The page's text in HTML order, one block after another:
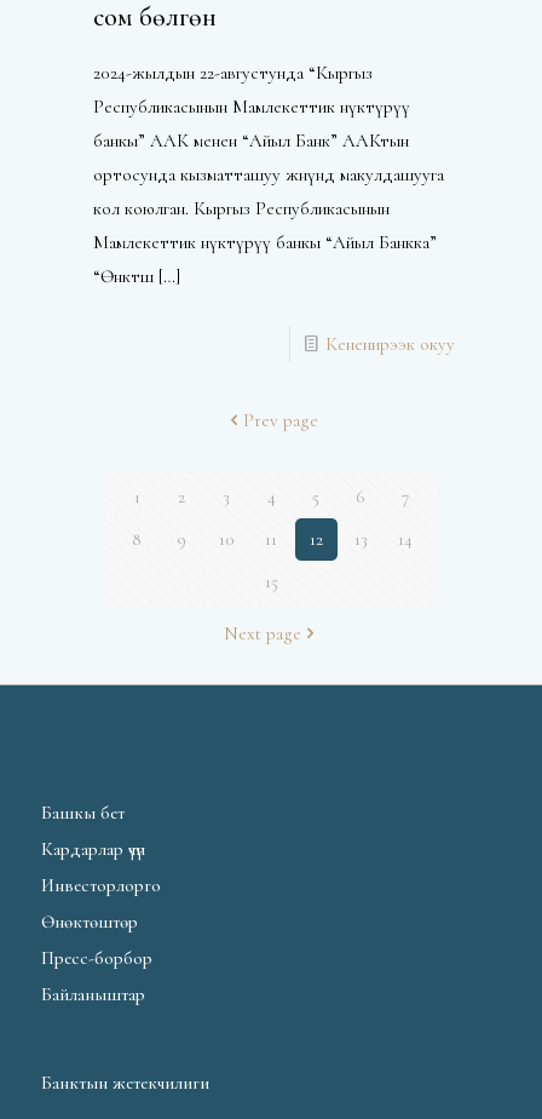
сом бөлгөн
2024-жылдын 22-августунда “Кыргыз
Республикасынын Мамлекеттик өнүктүрүү
банкы” ААК менен “Айыл Банк” ААКтын
ортосунда кызматташуу жөнүндө макулдашууга
кол коюлган. Кыргыз Республикасынын
Мамлекеттик өнүктүрүү банкы “Айыл Банкка”
“Өнөктөш […]
Кененирээк окуу
Prev page
1 2 3 4 5 6
7
8
9 10 11 12 13
14
15
Next page
Башкы бет
Кардарлар үчүн
Инвесторлорго
Өнөктөштөр
Пресс-борбор
Байланыштар
Банктын жетекчилиги